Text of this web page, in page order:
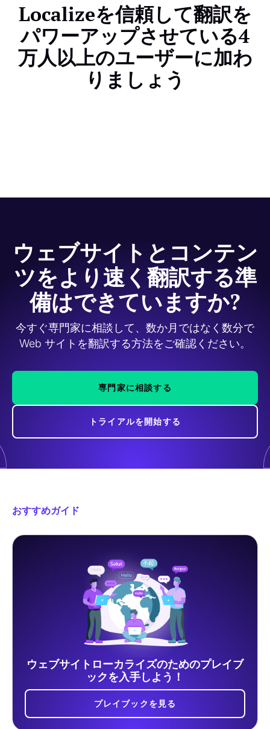
Localizeを信頼して翻訳を
パワーアップさせている4
万人以上のユーザーに加わ
りましょう
ウェブサイトとコンテン
ツをより速く翻訳する準
備はできていますか?
今すぐ専門家に相談して、数か月ではなく数分で
Web サイトを翻訳する方法をご確認ください。
専門家に相談する
トライアルを開始する
おすすめガイド
ウェブサイトローカライズのためのプレイブ
ックを入手しよう！
プレイブックを見る